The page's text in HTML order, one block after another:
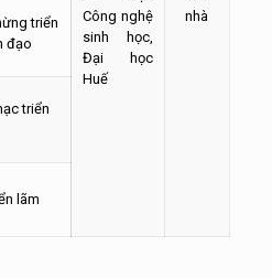
Công nghệ
sinh học,
Đại học
Huế
nhà
triển
đạo
triển
lãm